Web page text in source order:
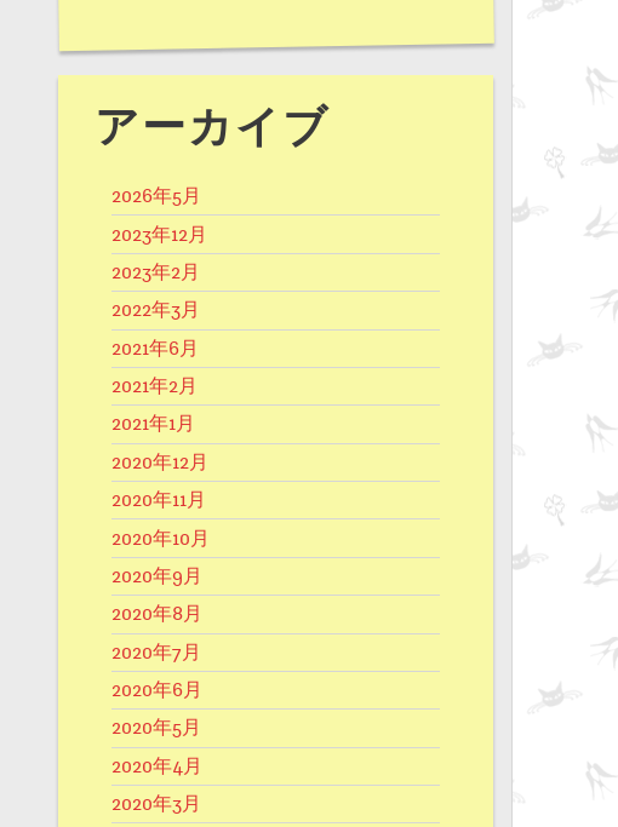
アーカイブ
2026年5月
2023年12月
2023年2月
2022年3月
2021年6月
2021年2月
2021年1月
2020年12月
2020年11月
2020年10月
2020年9月
2020年8月
2020年7月
2020年6月
2020年5月
2020年4月
2020年3月